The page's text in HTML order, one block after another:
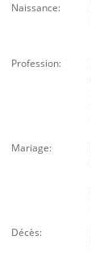
Naissance:
Profession:
Mariage:
Décès: